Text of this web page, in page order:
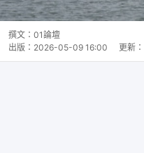
撰文： 01論壇
出版： 2026-05-09 16:00 更新：